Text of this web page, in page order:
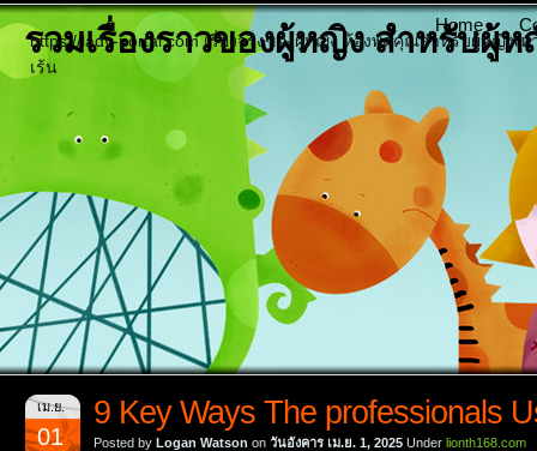
รวมเรื่องราวของผู้หญิง สำหรับ
https://lady-portal.com เรื่องจริงของผู้หญิง ห้องพูดคุณสำหรับผู้หญิง
เร้น
Home
เม.ย.
01
9 Key Ways The professionals
Posted by Logan Watson on วันอังคาร เม.ย. 1, 2025 Under lionth168.com